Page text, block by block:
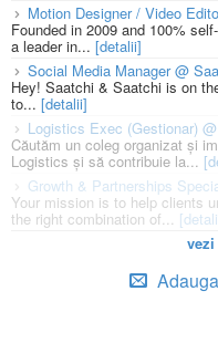
Motion Designer / Video
Founded in 2009 and 100%
a leader in... [detalii]
Social Media Manager @
Hey! Saatchi & Saatchi is on
to... [detalii]
Logistics Exec (Gestionar)
Căutăm un coleg organizat și
Logistics și să contribuie la...
Growth & Partnerships
Your mission is to help clients
the right combination of...